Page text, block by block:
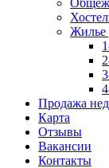
Жилье
Продажа
Карта
Отзывы
Вакансии
Контакты